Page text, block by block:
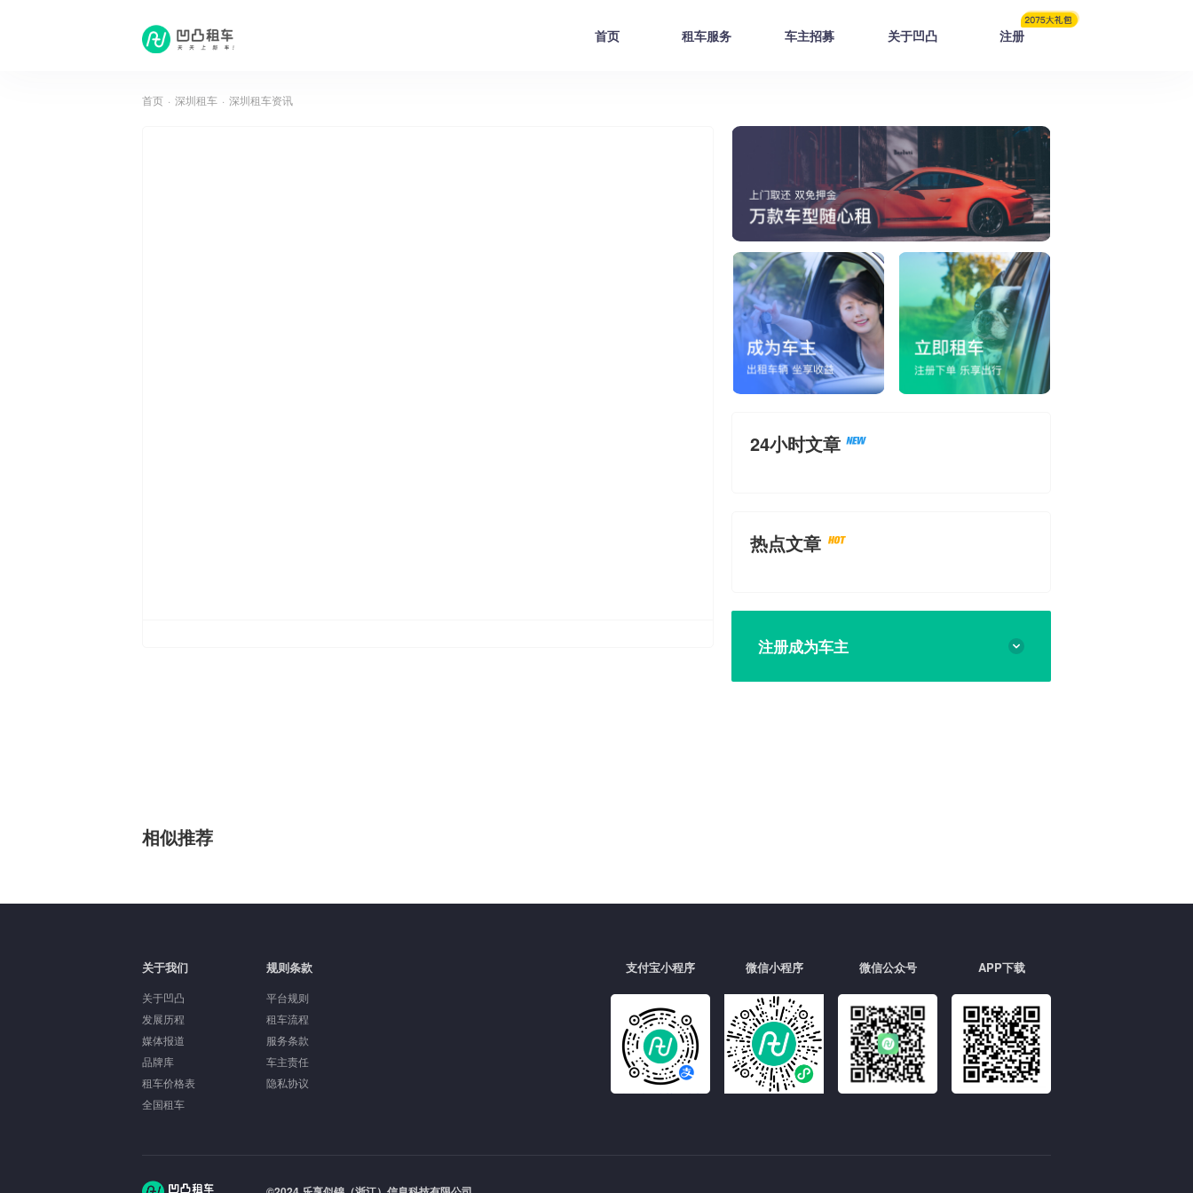
首页 租车服务 车主招募 关于凹凸 注册
首页 · 深圳租车 · 深圳租车资讯
24小时文章
热点文章
注册成为车主
请输入手机号
请输入图形验证码
请输入短信验证码 获取验证码
相似推荐
关于我们
关于凹凸
发展历程
媒体报道
品牌库
租车价格表
全国租车
规则条款
平台规则
租车流程
服务条款
车主责任
隐私协议
支付宝小程序 微信小程序 微信公众号 APP下载